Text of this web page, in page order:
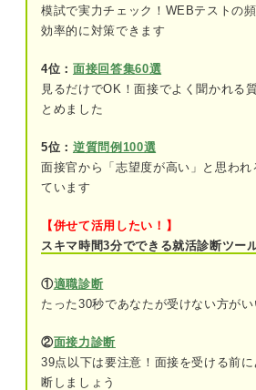
関連Q&A
②就活への取り組み方
④気分転換を取り入れる
おける心構え
就活のゴールは内定で
模試で実力チェック！WEBテストの
効率的に対策できます
4位： 面接回答集60選
見るだけでOK！面接でよく聞かれる
とめました
5位： 逆質問例100選
面接官から「志望度が高い」と思われ
ています
【併せて活用したい！】
スキマ時間3分でできる就活診断ツー
①適職診断
たった30秒であなたが受けない方が
②面接力診断
39点以下は要注意！面接を受ける前
断しましょう